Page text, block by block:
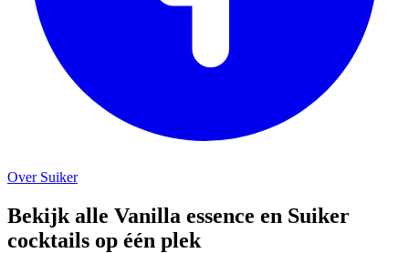
Over Suiker
Bekijk alle Vanilla essence en Suiker
cocktails op één plek